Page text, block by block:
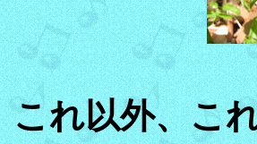
これ以外、こ